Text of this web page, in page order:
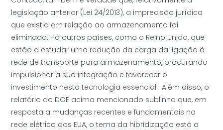
legislação anterior (Lei 24/2013), a imprecisão jurídica
que existia em relação ao armazenamento foi
eliminada. Há outros países, como o Reino Unido, que
estão a estudar uma redução da carga da ligação à
rede de transporte para armazenamento, procurando
impulsionar a sua integração e favorecer o
investimento nesta tecnologia essencial. Além disso, o
relatório do DOE acima mencionado sublinha que, em
resposta a mudanças recentes e fundamentais na
rede elétrica dos EUA, o tema da hibridização está a